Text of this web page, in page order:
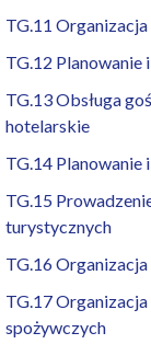
TG.11
TG.12 Planowanie
TG.13 Obsługa
hotelarskie
TG.14 Planowanie
TG.15
turystycznych
TG.16
TG.17
spożywczych